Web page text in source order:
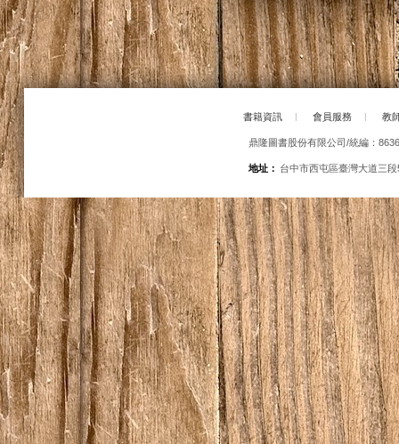
書籍資訊 | 會員服務 | 教
鼎隆圖書股份有限公司/統編：
地址： 台中市西屯區臺灣大道三